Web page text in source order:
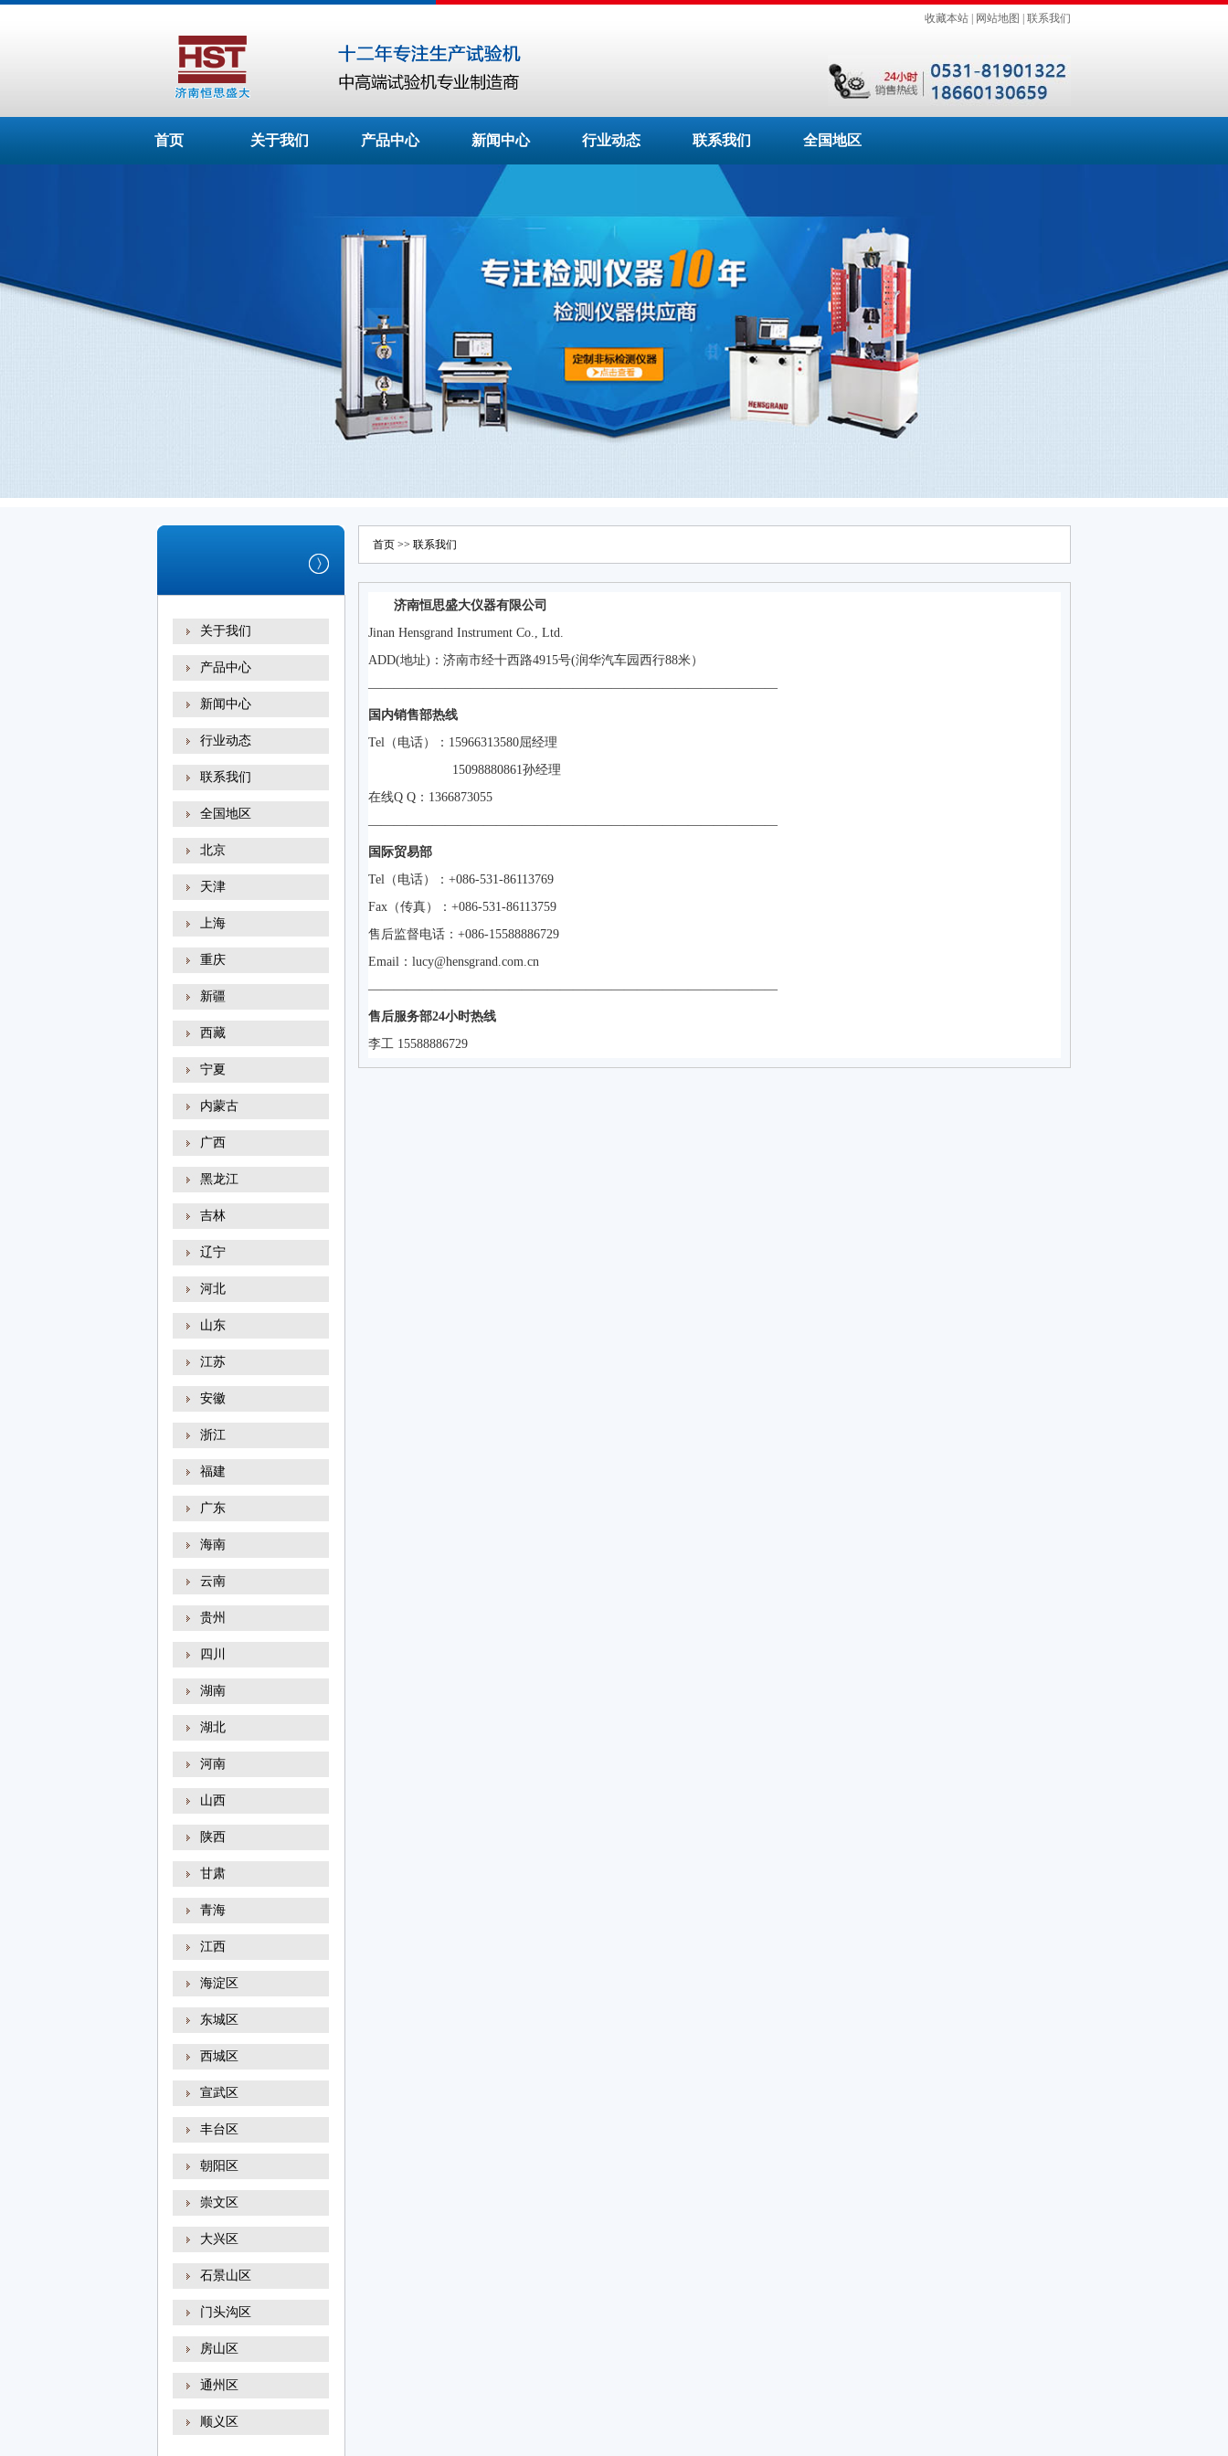
收藏本站 网站地图 联系我们
首页 关于我们 产品中心 新闻中心 行业动态 联系我们 全国地区
关于我们
产品中心
新闻中心
行业动态
联系我们
全国地区
北京
天津
上海
重庆
新疆
西藏
宁夏
内蒙古
广西
黑龙江
吉林
辽宁
河北
山东
江苏
安徽
浙江
福建
广东
海南
云南
贵州
四川
湖南
湖北
河南
山西
陕西
甘肃
青海
江西
海淀区
东城区
西城区
宣武区
丰台区
朝阳区
崇文区
大兴区
石景山区
门头沟区
房山区
通州区
顺义区
首页 >> 联系我们
济南恒思盛大仪器有限公司
Jinan Hensgrand Instrument Co., Ltd.
ADD(地址)：济南市经十西路4915号(润华汽车园西行88米）
————————————————————————————————
国内销售部热线
Tel（电话）：15966313580屈经理
15098880861孙经理
在线Q Q：1366873055
————————————————————————————————
国际贸易部
Tel（电话）：+086-531-86113769
Fax（传真）：+086-531-86113759
售后监督电话：+086-15588886729
Email：lucy@hensgrand.com.cn
————————————————————————————————
售后服务部24小时热线
李工 15588886729